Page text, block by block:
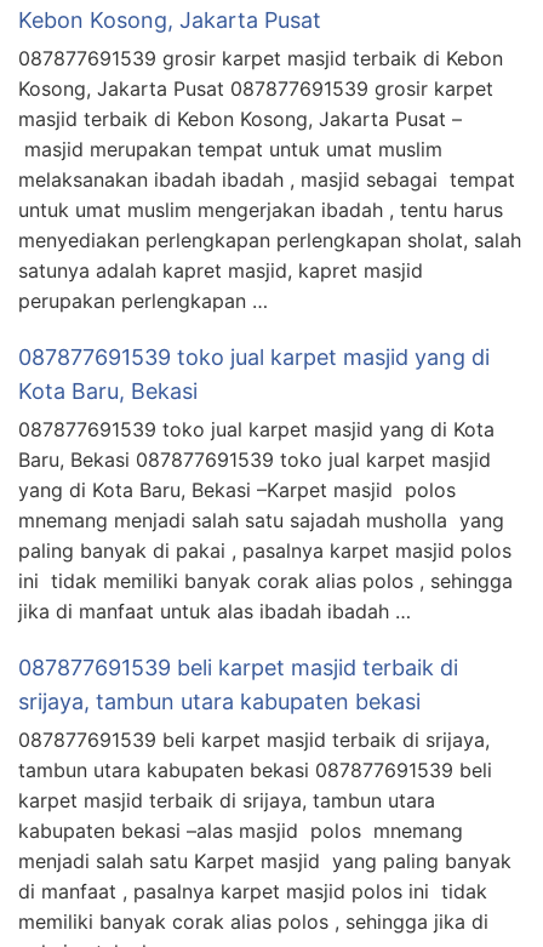
Kebon Kosong, Jakarta Pusat
087877691539 grosir karpet masjid terbaik di Kebon
Kosong, Jakarta Pusat 087877691539 grosir karpet
masjid terbaik di Kebon Kosong, Jakarta Pusat –
masjid merupakan tempat untuk umat muslim
melaksanakan ibadah ibadah , masjid sebagai tempat
untuk umat muslim mengerjakan ibadah , tentu harus
menyediakan perlengkapan perlengkapan sholat, salah
satunya adalah kapret masjid, kapret masjid
perupakan perlengkapan …
087877691539 toko jual karpet masjid yang di
Kota Baru, Bekasi
087877691539 toko jual karpet masjid yang di Kota
Baru, Bekasi 087877691539 toko jual karpet masjid
yang di Kota Baru, Bekasi –Karpet masjid polos
mnemang menjadi salah satu sajadah musholla yang
paling banyak di pakai , pasalnya karpet masjid polos
ini tidak memiliki banyak corak alias polos , sehingga
jika di manfaat untuk alas ibadah ibadah …
087877691539 beli karpet masjid terbaik di
srijaya, tambun utara kabupaten bekasi
087877691539 beli karpet masjid terbaik di srijaya,
tambun utara kabupaten bekasi 087877691539 beli
karpet masjid terbaik di srijaya, tambun utara
kabupaten bekasi –alas masjid polos mnemang
menjadi salah satu Karpet masjid yang paling banyak
di manfaat , pasalnya karpet masjid polos ini tidak
memiliki banyak corak alias polos , sehingga jika di